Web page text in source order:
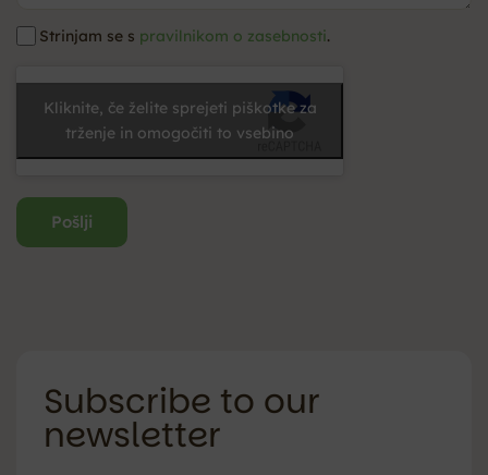
Strinjam se s pravilnikom o zasebnosti.
Kliknite, če želite sprejeti piškotke za
trženje in omogočiti to vsebino
Subscribe to our
newsletter